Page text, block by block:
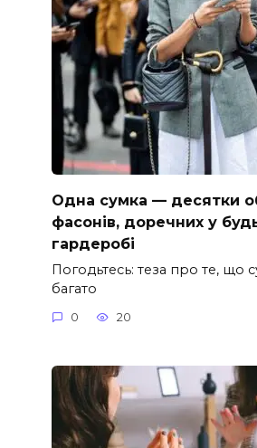
Одна сумка — десятки
фасонів, доречних у
гардеробі
Погодьтесь: теза про те, що
багато
0 20